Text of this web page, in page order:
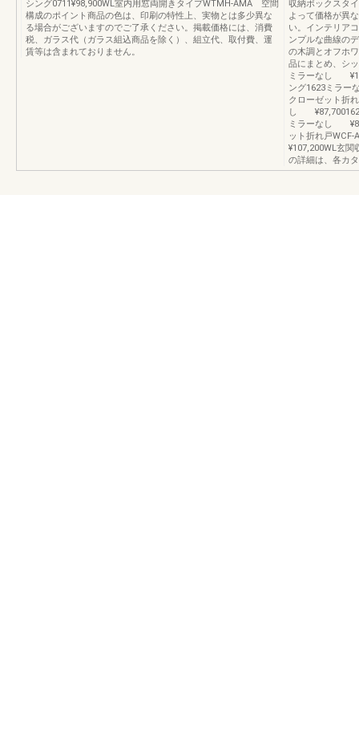
シング0711¥98,900WL室内用窓両開きタイプWTMH-AMA 空間
構成のポイント商品の色は、印刷の特性上、実物とは多少異な
る場合がございますのでご了承ください。掲載価格には、消費
税、ガラス代（ガラス組込商品を除く）、組立代、取付費、運
賃等は含まれておりません。
収納ボックスタ
よって価格が異
い。インテリア
ンプルな曲線の
の木調とオフホ
品にまとめ、シ
ミラーなし
ング1623ミラ
クローゼット折
し
ミラーなし
ット折れ戸
¥107,200WL玄関
の詳細は、各カ